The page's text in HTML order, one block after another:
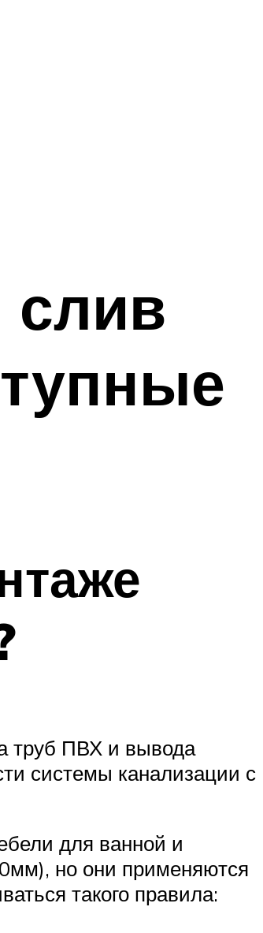
слив
труб ПВХ и вывода
системы канализации с
для ванной и
но они применяются
такого правила: